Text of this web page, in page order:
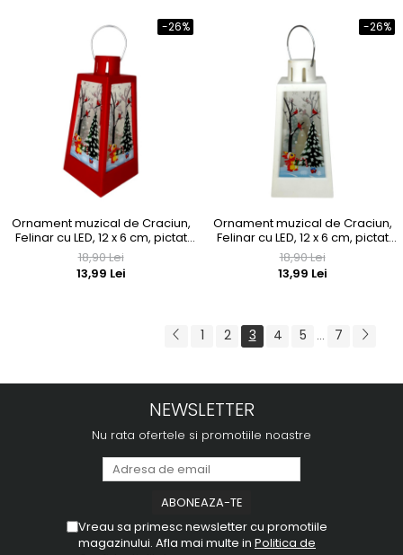
-26%
Ornament muzical de Craciun,
Felinar cu LED, 12 x 6 cm, pictat
manual, rosu
18,90 Lei
13,99 Lei
-26%
Ornament muzical de Craciun,
Felinar cu LED, 12 x 6 cm, pictat
manual, alb
18,90 Lei
13,99 Lei
1 2 3 4 5 ... 7
NEWSLETTER
Nu rata ofertele si promotiile noastre
Vreau sa primesc newsletter cu promotiile
magazinului. Afla mai multe in Politica de